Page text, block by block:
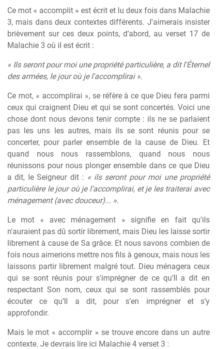
Ce mot « accomplit » est écrit et lu deux fois dans Malachie
3, mais dans deux contextes différents. J'aimerais insister
brièvement sur ces deux points, d’abord, au verset 17 de
Malachie 3 où il est écrit :
« Ils seront pour moi une propriété particulière, a dit l'Éternel
des armées, le jour où je l'accomplirai ».
Ce mot, « accomplirai », se réfère à ce que Dieu fera parmi
ceux qui craignent Dieu et qui se sont concertés. Voici une
chose dont nous devons tenir compte : ils ne se parlaient
pas les uns les autres, mais ils se sont réunis pour se
concerter, pour parler ensemble de la cause de Dieu. Et
quand nous nous rassemblons, quand nous nous
réunissons pour nous plonger ensemble dans ce que Dieu
a dit, le Seigneur dit : « ils seront pour moi une propriété
particulière le jour où je l'accomplirai, et je les traiterai avec
ménagement (avec douceur)... ».
Le mot « avec ménagement » signifie en fait qu'ils
n'auraient pas dû sortir librement, mais Dieu les laisse sortir
librement à cause de Sa grâce. Et nous savons combien de
fois nous aimerions mettre nos fils à genoux, mais nous les
laissons partir librement malgré tout. Dieu ménagera ceux
qui se sont réunis pour s'imprégner de ce qu’Il a dit en
respectant Son nom, ceux qui se sont rassemblés pour
écouter ce qu’Il a dit, pour s’en imprégner et s’y
approfondir.
Mais le mot « accomplir » se trouve encore dans un autre
contexte. Je devrais lire ici Malachie 4 verset 3 :